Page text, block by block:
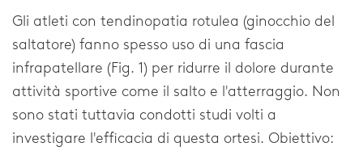
FAQ
Scaricabili
Distributori
Avvertenza legale
Gli atleti con tendinopatia rotulea (ginocchio del
saltatore) fanno spesso uso di una fascia
infrapatellare (Fig. 1) per ridurre il dolore durante
attività sportive come il salto e l'atterraggio. Non
sono stati tuttavia condotti studi volti a
investigare l'efficacia di questa ortesi. Obiettivo: